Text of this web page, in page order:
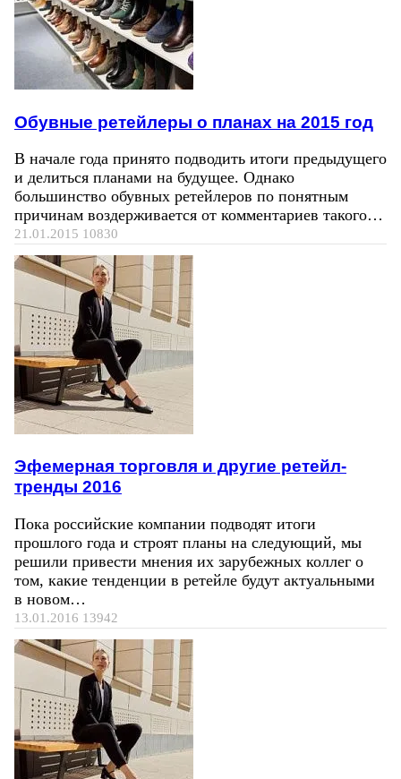
Обувные ретейлеры о планах на 2015 год
В начале года принято подводить итоги предыдущего
и делиться планами на будущее. Однако
большинство обувных ретейлеров по понятным
причинам воздерживается от комментариев такого…
21.01.2015 10830
Эфемерная торговля и другие ретейл-
тренды 2016
Пока российские компании подводят итоги
прошлого года и строят планы на следующий, мы
решили привести мнения их зарубежных коллег о
том, какие тенденции в ретейле будут актуальными
в новом…
13.01.2016 13942